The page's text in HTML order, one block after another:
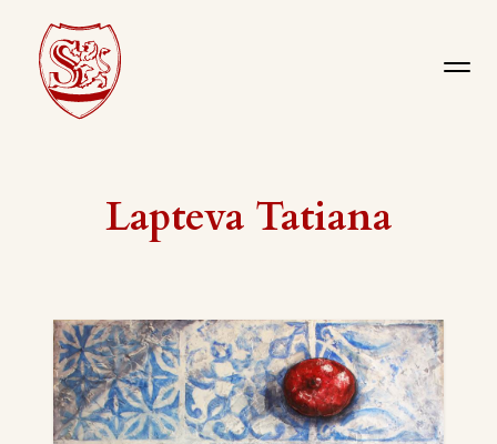
Lapteva Tatiana